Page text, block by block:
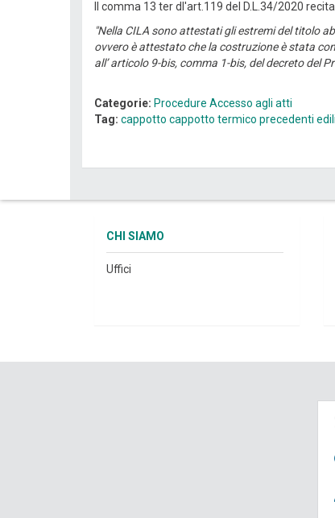
Il comma 13 ter dl'art.119 del D.L.34/2020
"Nella CILA sono attestati gli estremi del titolo
ovvero è attestato che la costruzione è stata
all’ articolo 9-bis, comma 1-bis, del decreto del
Categorie: Procedure Accesso agli atti
Tag: cappotto cappotto termico precedenti
CHI SIAMO
Uffici